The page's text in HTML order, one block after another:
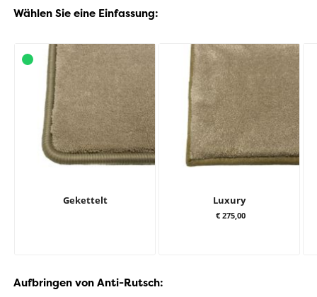
Wählen Sie eine Einfassung:
Gekettelt Luxury
€ 275,00
Aufbringen von Anti-Rutsch: